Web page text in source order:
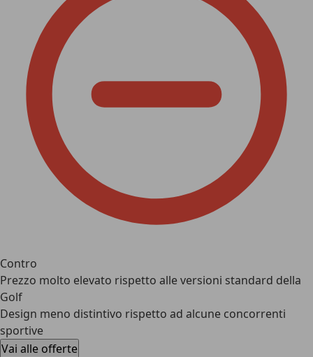
Contro
Prezzo molto elevato rispetto alle versioni standard della
Golf
Design meno distintivo rispetto ad alcune concorrenti
sportive
Vai alle offerte